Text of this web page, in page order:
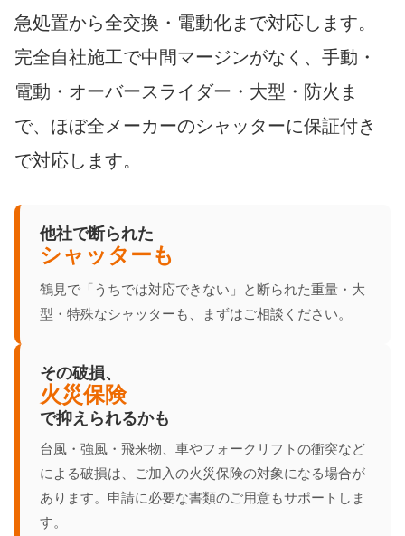
急処置から全交換・電動化まで対応します。
完全自社施工で中間マージンがなく、手動・
電動・オーバースライダー・大型・防火ま
で、ほぼ全メーカーのシャッターに保証付き
で対応します。
他社で断られた
シャッターも
鶴見で「うちでは対応できない」と断られた重量・大
型・特殊なシャッターも、まずはご相談ください。
その破損、
火災保険
で抑えられるかも
台風・強風・飛来物、車やフォークリフトの衝突など
による破損は、ご加入の火災保険の対象になる場合が
あります。申請に必要な書類のご用意もサポートしま
す。